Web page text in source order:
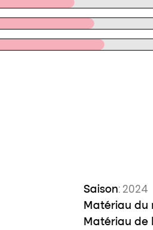
Saison: 2024
Matériau du
Matériau de